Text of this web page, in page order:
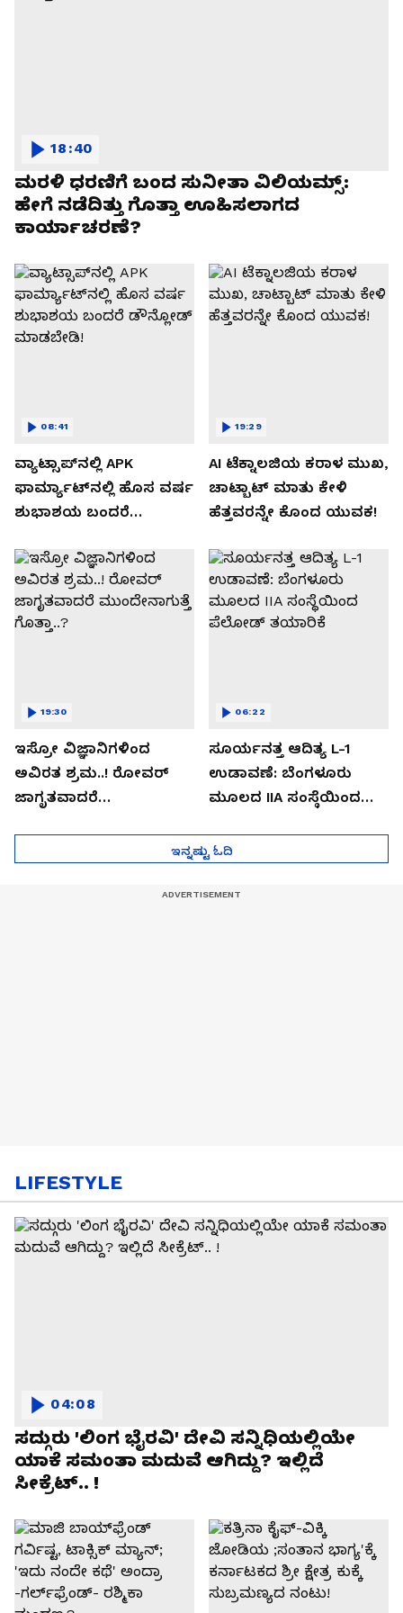
ಮರಳಿ ಧರಣಿಗೆ ಬಂದ ಸುನೀತಾ ವಿಲಿಯಮ್ಸ್:
ಹೇಗೆ ನಡೆದಿತ್ತು ಗೊತ್ತಾ ಊಹಿಸಲಾಗದ
ಕಾರ್ಯಾಚರಣೆ?
18:40
ವ್ಯಾಟ್ಸಾಪ್‌ನಲ್ಲಿ APK
ಫಾರ್ಮ್ಯಾಟ್‌ನಲ್ಲಿ ಹೊಸ ವರ್ಷ
ಶುಭಾಶಯ ಬಂದರೆ
08:41
AI ಟೆಕ್ನಾಲಜಿಯ ಕರಾಳ ಮುಖ,
ಚಾಟ್ಬಾಟ್ ಮಾತು ಕೇಳಿ
ಹೆತ್ತವರನ್ನೇ ಕೊಂದ ಯುವಕ!
19:29
ಇಸ್ರೋ ವಿಜ್ಞಾನಿಗಳಿಂದ
ಅವಿರತ ಶ್ರಮ..! ರೋವರ್
ಜಾಗೃತವಾದರೆ
19:30
ಸೂರ್ಯನತ್ತ ಆದಿತ್ಯ L-1
ಉಡಾವಣೆ: ಬೆಂಗಳೂರು
ಮೂಲದ IIA ಸಂಸ್ಥೆಯಿಂದ
06:22
ಇನ್ನಷ್ಟು ಓದಿ
LIFESTYLE
ಸದ್ಗುರು 'ಲಿಂಗ ಭೈರವಿ' ದೇವಿ ಸನ್ನಿಧಿಯಲ್ಲಿಯೇ
ಯಾಕೆ ಸಮಂತಾ ಮದುವೆ ಆಗಿದ್ದು? ಇಲ್ಲಿದೆ
ಸೀಕ್ರೆಟ್.. !
04:08